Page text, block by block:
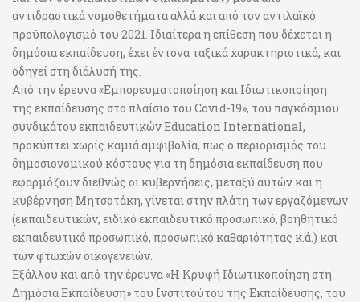
αντιδραστικά νομοθετήματα αλλά και από τον αντιλαϊκό
προϋπολογισμό του 2021. Ιδιαίτερα η επίθεση που δέχεται η
δημόσια εκπαίδευση, έχει έντονα ταξικά χαρακτηριστικά, και
οδηγεί στη διάλυσή της.
Από την έρευνα «Εμπορευματοποίηση και Ιδιωτικοποίηση
της εκπαίδευσης στο πλαίσιο του Covid-19», του παγκόσμιου
συνδικάτου εκπαιδευτικών Education International,
προκύπτει χωρίς καμιά αμφιβολία, πως ο περιορισμός του
δημοσιονομικού κόστους για τη δημόσια εκπαίδευση που
εφαρμόζουν διεθνώς οι κυβερνήσεις, μεταξύ αυτών και η
κυβέρνηση Μητσοτάκη, γίνεται στην πλάτη των εργαζόμενων
(εκπαιδευτικών, ειδικό εκπαιδευτικό προσωπικό, βοηθητικό
εκπαιδευτικό προσωπικό, προσωπικό καθαριότητας κ.ά.) και
των φτωχών οικογενειών.
Εξάλλου και από την έρευνα «Η Κρυφή Ιδιωτικοποίηση στη
Δημόσια Εκπαίδευση» του Ινστιτούτου της Εκπαίδευσης, του